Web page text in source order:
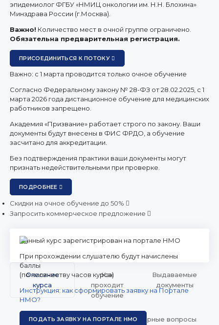
эпидемиолог ФГБУ «НМИЦ онкологии им. Н.Н. Блохина»
Минздрава России (г.Москва).
Важно! Количество мест в очной группе ограничено.
Обязательна предварительная регистрация.
ПРИСОЕДИНИТЬСЯ К ПОТОКУ
Важно: с 1 марта проводится только очное обучение
Согласно Федеральному закону № 28-ФЗ от 28.02.2025, с 1
марта 2026 года дистанционное обучение для медицинских
работников запрещено.
Академия «Призвание» работает строго по закону. Ваши
документы будут внесены в ФИС ФРДО, а обучение
засчитано для аккредитации.
Без подтверждения практики ваши документы могут
признать недействительными при проверке
ПОДРОБНЕЕ
Скидки на очное обучение до 50%
Запросить коммерческое предложение
Данный курс зарегистрирован на портале НМО
При прохождении слушателю будут начислены
баллы
(по количеству часов курса)
Инструкция: как сформировать заявку на Портале
НМО?
ПОДАТЬ ЗАЯВКУ НА ПОРТАЛЕ НМО
Описание
курса
Как
проходит
обучение
Выдаваемые
документы
Необходимые
Популярные вопросы